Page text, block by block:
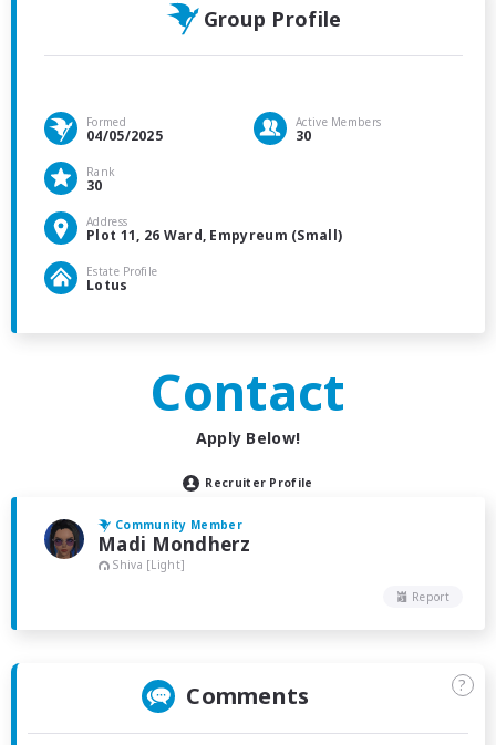
Group Profile
Formed
04/05/2025
Active Members
30
Rank
30
Address
Plot 11, 26 Ward, Empyreum (Small)
Estate Profile
Lotus
Contact
Apply Below!
Recruiter Profile
Community Member
Madi Mondherz
Shiva [Light]
Report
Comments ?